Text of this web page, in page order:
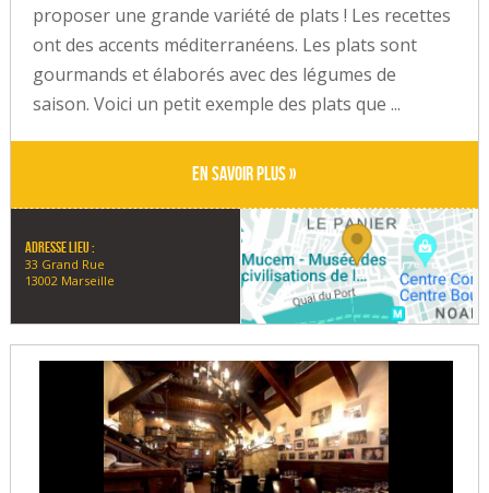
proposer une grande variété de plats ! Les recettes
ont des accents méditerranéens. Les plats sont
gourmands et élaborés avec des légumes de
saison. Voici un petit exemple des plats que ...
En savoir plus »
Adresse lieu :
33 Grand Rue
13002 Marseille